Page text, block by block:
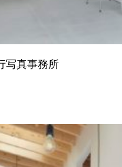
写真事務所